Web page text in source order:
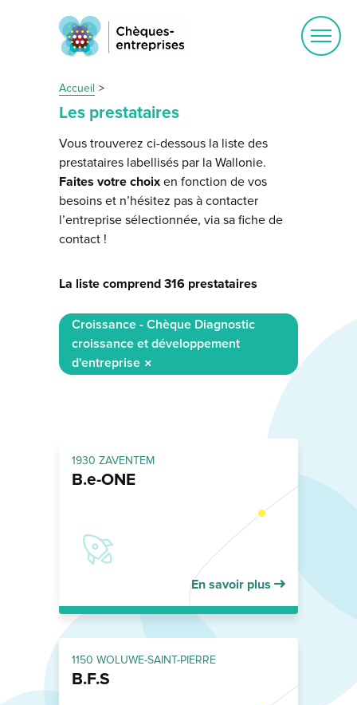
Accueil
Les prestataires
Vous trouverez ci-dessous la liste des
prestataires labellisés par la Wallonie.
Faites votre choix en fonction de vos
besoins et n’hésitez pas à contacter
l’entreprise sélectionnée, via sa fiche de
contact !
La liste comprend 316 prestataires
Croissance - Chèque Diagnostic
croissance et développement
d'entreprise
1930 ZAVENTEM
B.e-ONE
En savoir plus
1150 WOLUWE-SAINT-PIERRE
B.F.S
Ouvrir
le